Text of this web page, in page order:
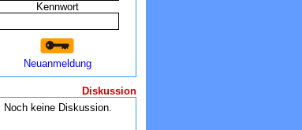
Kennwort
Neuanmeldung
Diskussion
Noch keine Diskussion.